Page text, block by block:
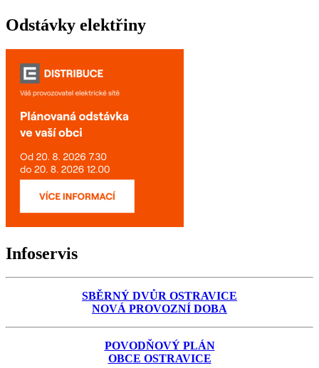
Odstávky elektřiny
Infoservis
SBĚRNÝ DVŮR OSTRAVICE
NOVÁ PROVOZNÍ DOBA
POVODŇOVÝ PLÁN
OBCE OSTRAVICE